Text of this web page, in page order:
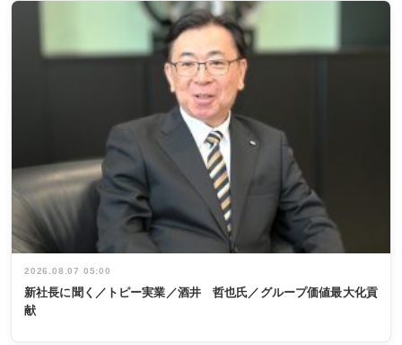
2026.08.07 05:00
新社長に聞く／トピー実業／酒井 哲也氏／グループ価値最大化貢
献